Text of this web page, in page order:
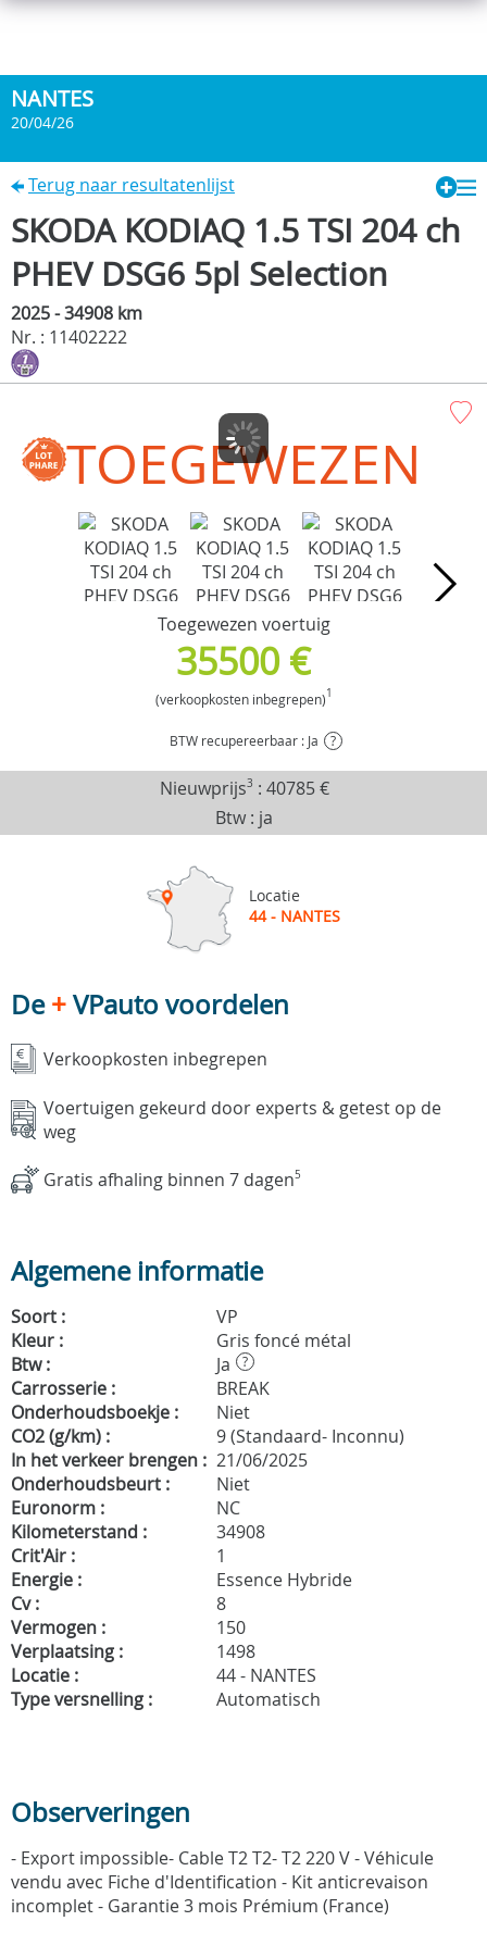
NANTES
20/04/26
Terug naar resultatenlijst
SKODA KODIAQ 1.5 TSI 204 ch
PHEV DSG6 5pl Selection
2025 - 34908 km
Nr. : 11402222
TOEGEWEZEN
Toegewezen voertuig
35500 €
(verkoopkosten inbegrepen)1
BTW recupereerbaar : Ja ?
Nieuwprijs3 :40785 €
Btw : ja
Locatie
44 - NANTES
De+VPauto voordelen
Verkoopkosten inbegrepen
Voertuigen gekeurd door experts & getest op de
weg
Gratis afhaling binnen 7 dagen5
Algemene informatie
Soort :
VP
Kleur :
Gris foncé métal
Btw :
Ja ?
Carrosserie :
BREAK
Onderhoudsboekje :
Niet
CO2 (g/km) :
9 (Standaard- Inconnu)
In het verkeer brengen : 21/06/2025
Onderhoudsbeurt :
Niet
Euronorm :
NC
Kilometerstand :
34908
Crit'Air :
1
Energie :
Essence Hybride
Cv :
8
Vermogen :
150
Verplaatsing :
1498
Locatie :
44 - NANTES
Type versnelling :
Automatisch
Observeringen
- Export impossible- Cable T2 T2- T2 220 V - Véhicule
vendu avec Fiche d'Identification - Kit anticrevaison
incomplet - Garantie 3 mois Prémium (France)